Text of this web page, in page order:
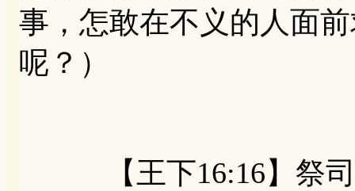
事，怎敢在不义的人面
呢？）
【王下16:16】祭司